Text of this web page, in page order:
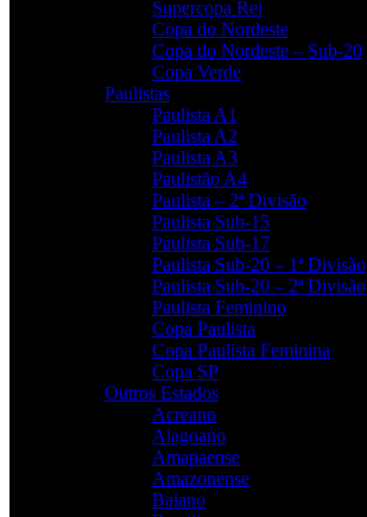
Supercopa Rei
Copa do Nordeste
Copa do Nordeste – Sub-20
Copa Verde
Paulistas
Paulista A1
Paulista A2
Paulista A3
Paulistão A4
Paulista – 2ª Divisão
Paulista Sub-15
Paulista Sub-17
Paulista Sub-20 – 1ª Divisão
Paulista Sub-20 – 2ª Divisão
Paulista Feminino
Copa Paulista
Copa Paulista Feminina
Copa SP
Outros Estados
Acreano
Alagoano
Amapaense
Amazonense
Baiano